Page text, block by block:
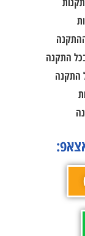
התקנה